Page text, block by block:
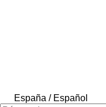
España / Español